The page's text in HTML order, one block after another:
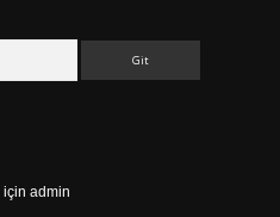
için admin